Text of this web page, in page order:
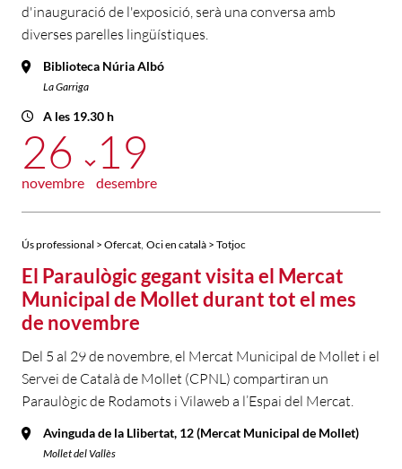
d'inauguració de l'exposició, serà una conversa amb
diverses parelles lingüístiques.
Biblioteca Núria Albó
La Garriga
A les 19.30 h
26
novembre
19
desembre
Ús professional > Ofercat Oci en català > Totjoc
El Paraulògic gegant visita el Mercat
Municipal de Mollet durant tot el mes
de novembre
Del 5 al 29 de novembre, el Mercat Municipal de Mollet i el
Servei de Català de Mollet (CPNL) compartiran un
Paraulògic de Rodamots i Vilaweb a l’Espai del Mercat.
Avinguda de la Llibertat, 12 (Mercat Municipal de Mollet)
Mollet del Vallès